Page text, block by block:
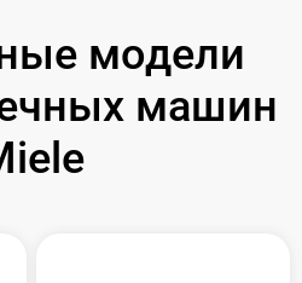
модели
машин